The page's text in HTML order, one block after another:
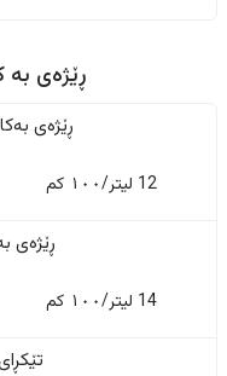
ڕێژەى به
ڕێژەى
12 لیتر/١٠٠ کم
ڕێژەى
14 لیتر/١٠٠ کم